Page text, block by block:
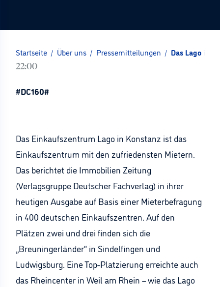
Startseite / Über uns / Pressemitteilungen / Das Lago in
22:00
#DC160#
Das Einkaufszentrum Lago in Konstanz ist das
Einkaufszentrum mit den zufriedensten Mietern.
Das berichtet die Immobilien Zeitung
(Verlagsgruppe Deutscher Fachverlag) in ihrer
heutigen Ausgabe auf Basis einer Mieterbefragung
in 400 deutschen Einkaufszentren. Auf den
Plätzen zwei und drei finden sich die
„Breuningerländer“ in Sindelfingen und
Ludwigsburg. Eine Top-Platzierung erreichte auch
das Rheincenter in Weil am Rhein – wie das Lago